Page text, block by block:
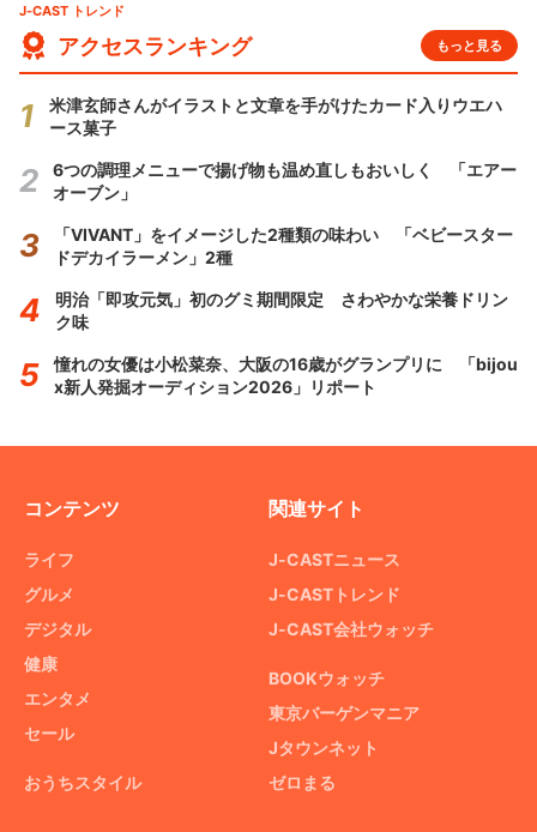
J-CAST トレンド
アクセスランキング もっと見る
米津玄師さんがイラストと文章を手がけたカード入りウエハ
ース菓子
6つの調理メニューで揚げ物も温め直しもおいしく 「エアー
オーブン」
「VIVANT」をイメージした2種類の味わい 「ベビースター
ドデカイラーメン」2種
明治「即攻元気」初のグミ期間限定 さわやかな栄養ドリン
ク味
憧れの女優は小松菜奈、大阪の16歳がグランプリに 「bijou
x新人発掘オーディション2026」リポート
コンテンツ
ライフ
グルメ
デジタル
健康
エンタメ
セール
おうちスタイル
関連サイト
J-CASTニュース
J-CASTトレンド
J-CAST会社ウォッチ
BOOKウォッチ
東京バーゲンマニア
Jタウンネット
ゼロまる